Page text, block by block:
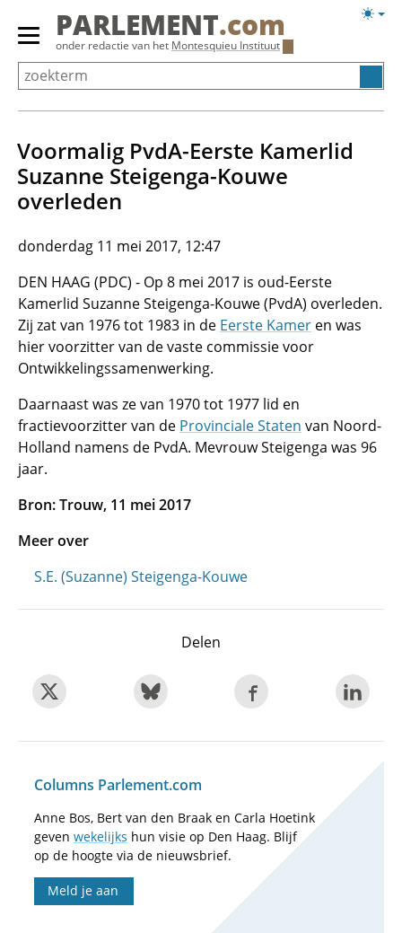
Overslaan
Primair
menu
tonen/verbergen
PARLEMENT.com
onder redactie van het Montesquieu Instituut
Voormalig PvdA-Eerste Kamerlid
Suzanne Steigenga-Kouwe
overleden
donderdag 11 mei 2017, 12:47
DEN HAAG (PDC) - Op 8 mei 2017 is oud-Eerste
Kamerlid Suzanne Steigenga-Kouwe (PvdA) overleden.
Zij zat van 1976 tot 1983 in de Eerste Kamer en was
hier voorzitter van de vaste commissie voor
Ontwikkelingssamenwerking.
Daarnaast was ze van 1970 tot 1977 lid en
fractievoorzitter van de Provinciale Staten van Noord-
Holland namens de PvdA. Mevrouw Steigenga was 96
jaar.
Bron: Trouw, 11 mei 2017
Meer over
S.E. (Suzanne) Steigenga-Kouwe
Delen
Columns Parlement.com
Anne Bos, Bert van den Braak en Carla Hoetink
geven wekelijks hun visie op Den Haag. Blijf
op de hoogte via de nieuwsbrief.
Meld je aan